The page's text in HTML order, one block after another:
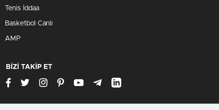
Tenis İddaa
Basketbol Canlı
AMP
BİZİ TAKİP ET